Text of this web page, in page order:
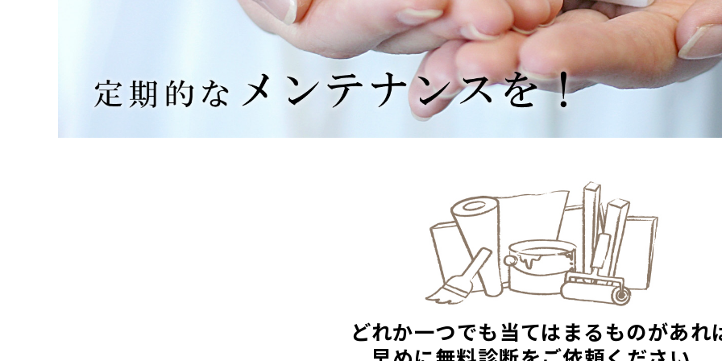
どれか一つでも当てはまるものがあれ